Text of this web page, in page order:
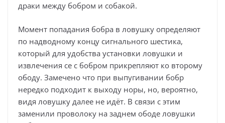
драки между бобром и собакой.
Момент попадания бобра в ловушку определяют
по надводному концу сигнального шестика,
который для удобства установки ловушки и
извлечения се с бобром прикрепляют ко второму
ободу. Замечено что при выпугивании бобр
нередко подходит к выходу норы, но, вероятно,
видя ловушку далее не идёт. В связи с этим
заменили проволоку на заднем ободе ловушки